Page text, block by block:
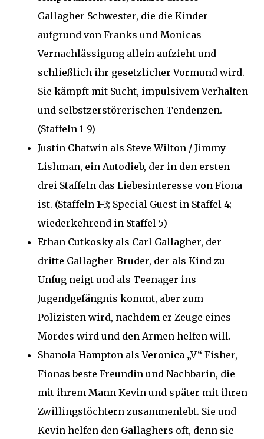
Gallagher-Schwester, die die Kinder
aufgrund von Franks und Monicas
Vernachlässigung allein aufzieht und
schließlich ihr gesetzlicher Vormund wird.
Sie kämpft mit Sucht, impulsivem Verhalten
und selbstzerstörerischen Tendenzen.
(Staffeln 1-9)
Justin Chatwin als Steve Wilton / Jimmy
Lishman, ein Autodieb, der in den ersten
drei Staffeln das Liebesinteresse von Fiona
ist. (Staffeln 1-3; Special Guest in Staffel 4;
wiederkehrend in Staffel 5)
Ethan Cutkosky als Carl Gallagher, der
dritte Gallagher-Bruder, der als Kind zu
Unfug neigt und als Teenager ins
Jugendgefängnis kommt, aber zum
Polizisten wird, nachdem er Zeuge eines
Mordes wird und den Armen helfen will.
Shanola Hampton als Veronica „V“ Fisher,
Fionas beste Freundin und Nachbarin, die
mit ihrem Mann Kevin und später mit ihren
Zwillingstöchtern zusammenlebt. Sie und
Kevin helfen den Gallaghers oft, denn sie